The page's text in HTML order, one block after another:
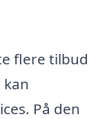
flere tilbud
På den